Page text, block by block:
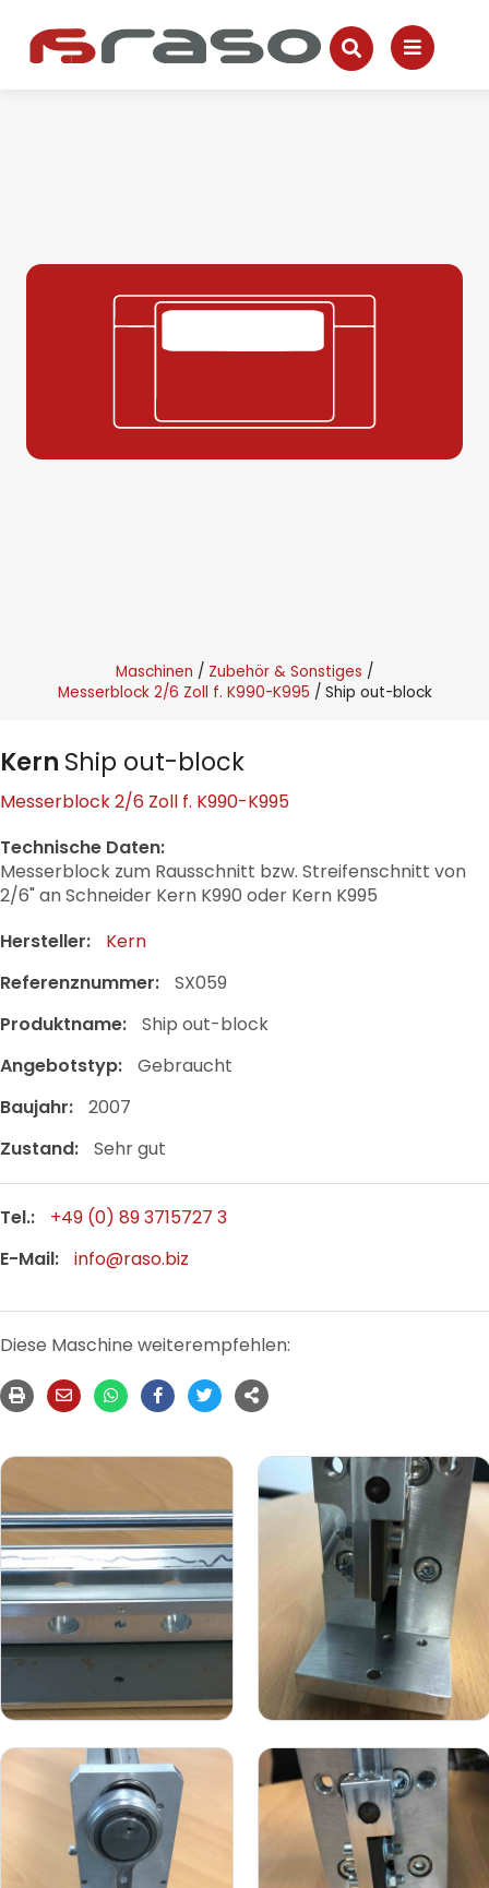
Maschinen
Zubehör & Sonstiges
Messerblock 2/6 Zoll f. K990-K995
Ship out-block
Kern Ship out-block
Messerblock 2/6 Zoll f. K990-K995
Technische Daten:
Messerblock zum Rausschnitt bzw. Streifenschnitt von
2/6" an Schneider Kern K990 oder Kern K995
Hersteller:
Kern
Referenznummer:
SX059
Produktname:
Ship out-block
Angebotstyp:
Gebraucht
Baujahr:
2007
Zustand:
Sehr gut
Tel.:
+49 (0) 89 3715727 3
E-Mail:
info@raso.biz
Diese Maschine weiterempfehlen: